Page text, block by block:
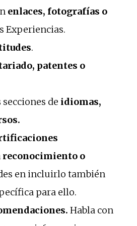
enlaces, fotografías o
Experiencias.
.
patentes o
de idiomas,
reconocimiento o
en incluirlo también
para ello.
Habla con